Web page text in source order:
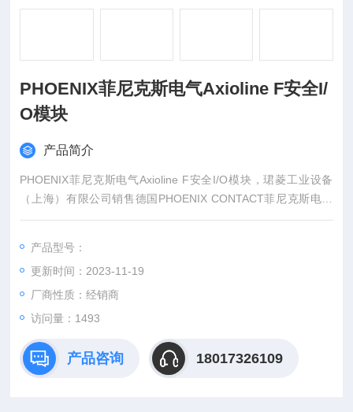
PHOENIX菲尼克斯电气Axioline F安全I/
O模块
产品简介
PHOENIX菲尼克斯电气Axioline F安全I/O模块，珺菱工业设备
（上海）有限公司销售德国PHOENIX CONTACT菲尼克斯电气
全系列产品，部分菲尼克斯型号库存现货，价格好，PHOENIX
产品型号：
更新时间：2023-11-19
厂商性质：经销商
访问量：1493
产品咨询 18017326109